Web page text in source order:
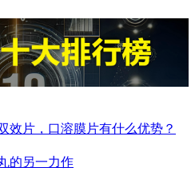
效片，口溶膜片有什么优势？
的另一力作